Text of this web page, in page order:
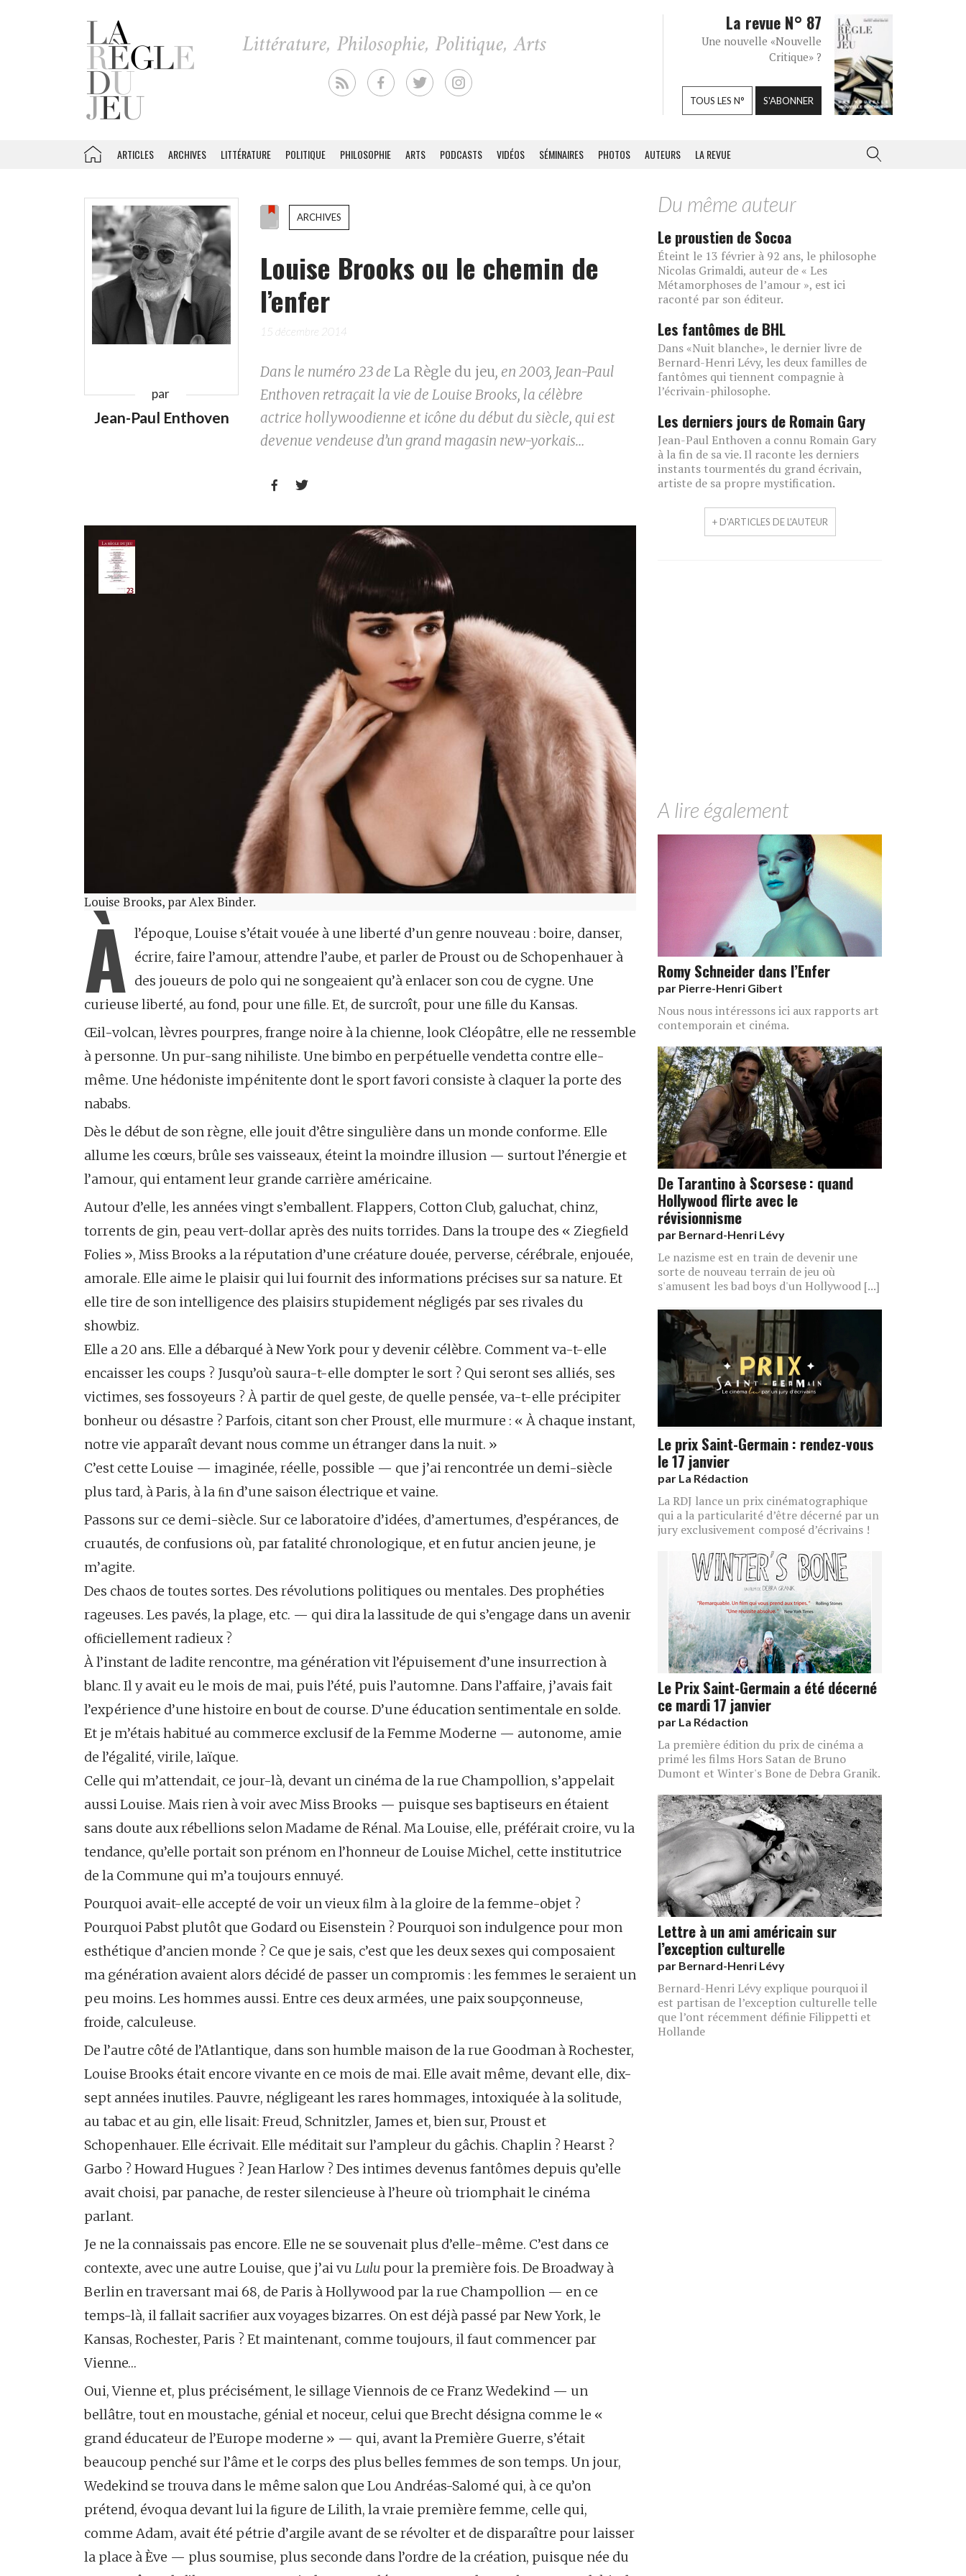
La revue N° 87
Une nouvelle «Nouvelle
Critique» ?
TOUS LES N° S'ABONNER
ARTICLES ARCHIVES LITTÉRATURE POLITIQUE PHILOSOPHIE ARTS PODCASTS VIDÉOS SÉMINAIRES PHOTOS AUTEURS LA REVUE
par
Jean-Paul Enthoven
ARCHIVES
Louise Brooks ou le chemin de
l’enfer
15 décembre 2014
Dans le numéro 23 deLa Règle du jeu, en 2003, Jean-Paul
Enthoven retraçait la vie de Louise Brooks, la célèbre
actrice hollywoodienne et icône du début du siècle, qui est
devenue vendeuse d’un grand magasin new-yorkais…
 
Louise Brooks, par Alex Binder.
À l’époque, Louise s’était vouée à une liberté d’un genre nouveau : boire, danser,
écrire, faire l’amour, attendre l’aube, et parler de Proust ou de Schopenhauer à
des joueurs de polo qui ne songeaient qu’à enlacer son cou de cygne. Une
curieuse liberté, au fond, pour une ﬁlle. Et, de surcroît, pour une ﬁlle du Kansas.
Œil-volcan, lèvres pourpres, frange noire à la chienne, look Cléopâtre, elle ne ressemble
à personne. Un pur-sang nihiliste. Une bimbo en perpétuelle vendetta contre elle-
même. Une hédoniste impénitente dont le sport favori consiste à claquer la porte des
nababs.
Dès le début de son règne, elle jouit d’être singulière dans un monde conforme. Elle
allume les cœurs, brûle ses vaisseaux, éteint la moindre illusion — surtout l’énergie et
l’amour, qui entament leur grande carrière américaine.
Autour d’elle, les années vingt s’emballent. Flappers, Cotton Club, galuchat, chinz,
torrents de gin, peau vert-dollar après des nuits torrides. Dans la troupe des « Ziegﬁeld
Folies », Miss Brooks a la réputation d’une créature douée, perverse, cérébrale, enjouée,
amorale. Elle aime le plaisir qui lui fournit des informations précises sur sa nature. Et
elle tire de son intelligence des plaisirs stupidement négligés par ses rivales du
showbiz.
Elle a 20 ans. Elle a débarqué à New York pour y devenir célèbre. Comment va-t-elle
encaisser les coups ? Jusqu’où saura-t-elle dompter le sort ? Qui seront ses alliés, ses
victimes, ses fossoyeurs ? À partir de quel geste, de quelle pensée, va-t-elle précipiter
bonheur ou désastre ? Parfois, citant son cher Proust, elle murmure : « À chaque instant,
notre vie apparaît devant nous comme un étranger dans la nuit. »
C’est cette Louise — imaginée, réelle, possible — que j’ai rencontrée un demi-siècle
plus tard, à Paris, à la ﬁn d’une saison électrique et vaine.
Passons sur ce demi-siècle. Sur ce laboratoire d’idées, d’amertumes, d’espérances, de
cruautés, de confusions où, par fatalité chronologique, et en futur ancien jeune, je
m’agite.
Des chaos de toutes sortes. Des révolutions politiques ou mentales. Des prophéties
rageuses. Les pavés, la plage, etc. — qui dira la lassitude de qui s’engage dans un avenir
ofﬁciellement radieux ?
À l’instant de ladite rencontre, ma génération vit l’épuisement d’une insurrection à
blanc. Il y avait eu le mois de mai, puis l’été, puis l’automne. Dans l’affaire, j’avais fait
l’expérience d’une histoire en bout de course. D’une éducation sentimentale en solde.
Et je m’étais habitué au commerce exclusif de la Femme Moderne — autonome, amie
de l’égalité, virile, laïque.
Celle qui m’attendait, ce jour-là, devant un cinéma de la rue Champollion, s’appelait
aussi Louise. Mais rien à voir avec Miss Brooks — puisque ses baptiseurs en étaient
sans doute aux rébellions selon Madame de Rénal. Ma Louise, elle, préférait croire, vu la
tendance, qu’elle portait son prénom en l’honneur de Louise Michel, cette institutrice
de la Commune qui m’a toujours ennuyé.
Pourquoi avait-elle accepté de voir un vieux ﬁlm à la gloire de la femme-objet ?
Pourquoi Pabst plutôt que Godard ou Eisenstein ? Pourquoi son indulgence pour mon
esthétique d’ancien monde ? Ce que je sais, c’est que les deux sexes qui composaient
ma génération avaient alors décidé de passer un compromis : les femmes le seraient un
peu moins. Les hommes aussi. Entre ces deux armées, une paix soupçonneuse,
froide, calculeuse.
De l’autre côté de l’Atlantique, dans son humble maison de la rue Goodman à Rochester,
Louise Brooks était encore vivante en ce mois de mai. Elle avait même, devant elle, dix-
sept années inutiles. Pauvre, négligeant les rares hommages, intoxiquée à la solitude,
au tabac et au gin, elle lisait: Freud, Schnitzler, James et, bien sur, Proust et
Schopenhauer. Elle écrivait. Elle méditait sur l’ampleur du gâchis. Chaplin ? Hearst ?
Garbo ? Howard Hugues ? Jean Harlow ? Des intimes devenus fantômes depuis qu’elle
avait choisi, par panache, de rester silencieuse à l’heure où triomphait le cinéma
parlant.
Je ne la connaissais pas encore. Elle ne se souvenait plus d’elle-même. C’est dans ce
contexte, avec une autre Louise, que j’ai vu Lulu pour la première fois. De Broadway à
Berlin en traversant mai 68, de Paris à Hollywood par la rue Champollion — en ce
temps-là, il fallait sacriﬁer aux voyages bizarres. On est déjà passé par New York, le
Kansas, Rochester, Paris ? Et maintenant, comme toujours, il faut commencer par
Vienne…
Oui, Vienne et, plus précisément, le sillage Viennois de ce Franz Wedekind — un
bellâtre, tout en moustache, génial et noceur, celui que Brecht désigna comme le «
grand éducateur de l’Europe moderne » — qui, avant la Première Guerre, s’était
beaucoup penché sur l’âme et le corps des plus belles femmes de son temps. Un jour,
Wedekind se trouva dans le même salon que Lou Andréas-Salomé qui, à ce qu’on
prétend, évoqua devant lui la ﬁgure de Lilith, la vraie première femme, celle qui,
comme Adam, avait été pétrie d’argile avant de se révolter et de disparaître pour laisser
la place à Ève — plus soumise, plus seconde dans l’ordre de la création, puisque née du
Du même auteur
Le proustien de Socoa
Éteint le 13 février à 92 ans, le philosophe
Nicolas Grimaldi, auteur de « Les
Métamorphoses de l’amour », est ici
raconté par son éditeur.
Les fantômes de BHL
Dans «Nuit blanche», le dernier livre de
Bernard-Henri Lévy, les deux familles de
fantômes qui tiennent compagnie à
l’écrivain-philosophe.
Les derniers jours de Romain Gary
Jean-Paul Enthoven a connu Romain Gary
à la fin de sa vie. Il raconte les derniers
instants tourmentés du grand écrivain,
artiste de sa propre mystification.
+ D'ARTICLES DE L'AUTEUR
A lire également
Romy Schneider dans l’Enfer
par Pierre-Henri Gibert
Nous nous intéressons ici aux rapports art
contemporain et cinéma.
De Tarantino à Scorsese : quand
Hollywood flirte avec le
révisionnisme
par Bernard-Henri Lévy
Le nazisme est en train de devenir une
sorte de nouveau terrain de jeu où
s'amusent les bad boys d'un Hollywood [...]
Le prix Saint-Germain : rendez-vous
le 17 janvier
par La Rédaction
La RDJ lance un prix cinématographique
qui a la particularité d’être décerné par un
jury exclusivement composé d’écrivains !
Le Prix Saint-Germain a été décerné
ce mardi 17 janvier
par La Rédaction
La première édition du prix de cinéma a
primé les films Hors Satan de Bruno
Dumont et Winter's Bone de Debra Granik.
Lettre à un ami américain sur
l’exception culturelle
par Bernard-Henri Lévy
Bernard-Henri Lévy explique pourquoi il
est partisan de l’exception culturelle telle
que l’ont récemment définie Filippetti et
Hollande